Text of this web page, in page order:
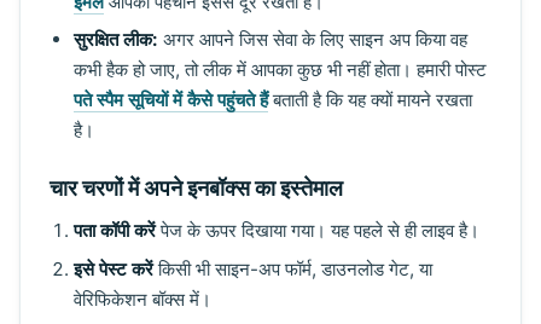
सुरक्षित लीक: अगर आपने जिस सेवा के लिए साइन अप किया वह
कभी हैक हो जाए, तो लीक में आपका कुछ भी नहीं होता। हमारी पोस्ट
पते स्पैम सूचियों में कैसे पहुंचते हैंबताती है कि यह क्यों मायने रखता
है।
चार चरणों में अपने इनबॉक्स का इस्तेमाल
पता कॉपी करेंपेज के ऊपर दिखाया गया। यह पहले से ही लाइव है।
इसे पेस्ट करेंकिसी भी साइन-अप फॉर्म, डाउनलोड गेट, या
वेरिफिकेशन बॉक्स में।